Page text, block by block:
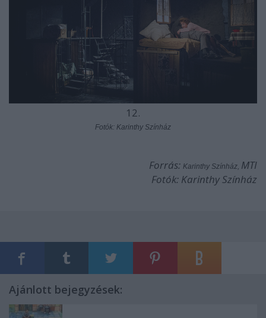
12.
Fotók: Karinthy Színház
Forrás: Karinthy Színház, MTI
Fotók: Karinthy Színház
Ajánlott bejegyzések: